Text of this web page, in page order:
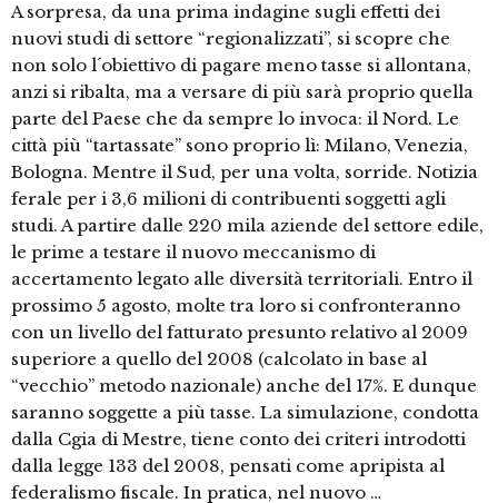
A sorpresa, da una prima indagine sugli effetti dei
nuovi studi di settore “regionalizzati”, si scopre che
non solo l´obiettivo di pagare meno tasse si allontana,
anzi si ribalta, ma a versare di più sarà proprio quella
parte del Paese che da sempre lo invoca: il Nord. Le
città più “tartassate” sono proprio lì: Milano, Venezia,
Bologna. Mentre il Sud, per una volta, sorride. Notizia
ferale per i 3,6 milioni di contribuenti soggetti agli
studi. A partire dalle 220 mila aziende del settore edile,
le prime a testare il nuovo meccanismo di
accertamento legato alle diversità territoriali. Entro il
prossimo 5 agosto, molte tra loro si confronteranno
con un livello del fatturato presunto relativo al 2009
superiore a quello del 2008 (calcolato in base al
“vecchio” metodo nazionale) anche del 17%. E dunque
saranno soggette a più tasse. La simulazione, condotta
dalla Cgia di Mestre, tiene conto dei criteri introdotti
dalla legge 133 del 2008, pensati come apripista al
federalismo fiscale. In pratica, nel nuovo …